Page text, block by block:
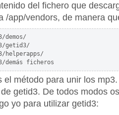
del fichero que
/app/vendors, de manera
demos/
getid3/
helperapps/
demás ficheros
el método para unir los
getid3. De todos modos
yo para utilizar getid3: